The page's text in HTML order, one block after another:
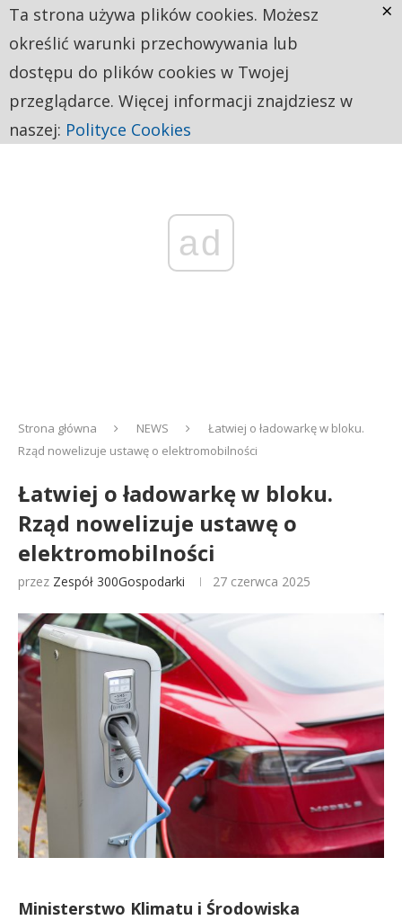
ad
Strona główna NEWS
Łatwiej o ładowarkę w bloku.
Rząd nowelizuje ustawę o elektromobilności
Łatwiej o ładowarkę w bloku.
Rząd nowelizuje ustawę o
elektromobilności
przez Zespół 300Gospodarki 27 czerwca 2025
Ministerstwo Klimatu i Środowiska
Ta strona używa plików cookies. Możesz
określić warunki przechowywania lub
dostępu do plików cookies w Twojej
przeglądarce. Więcej informacji znajdziesz w
naszej: Polityce Cookies
×